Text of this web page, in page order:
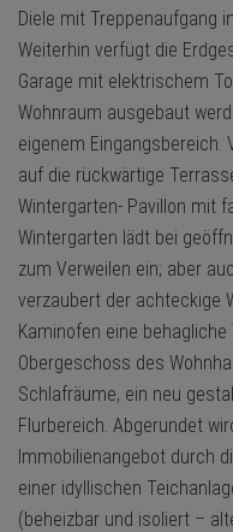
Diele mit Treppenaufgang
Weiterhin verfügt die
Garage mit elektrischem
Wohnraum ausgebaut
eigenem Eingangsbereich.
auf die rückwärtige
Wintergarten- Pavillon mit
Wintergarten lädt bei
zum Verweilen ein; aber
verzaubert der achteckige
Kaminofen eine
Obergeschoss des
Schlafräume, ein neu
Flurbereich. Abgerundet
Immobilienangebot durch
einer idyllischen
(beheizbar und isoliert –